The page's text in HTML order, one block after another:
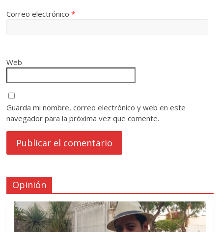
Correo electrónico*
Web
Guarda mi nombre, correo electrónico y web en este
navegador para la próxima vez que comente.
Opinión